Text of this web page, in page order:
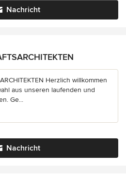
Nachricht
Herzlich willkommen
aus unseren laufenden und
Ge...
Nachricht